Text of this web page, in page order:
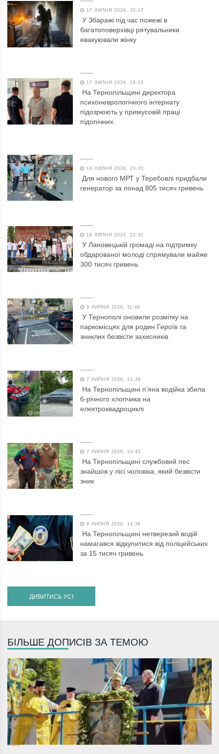
17 ЛИПНЯ 2026, 20:17
У Збаражі під час пожежі в
багатоповерхівці рятувальники
евакуювали жінку
17 ЛИПНЯ 2026, 18:15
На Тернопільщині директора
психоневрологічного інтернату
підозрюють у примусовій праці
підопічних
16 ЛИПНЯ 2026, 23:35
Для нового МРТ у Теребовлі придбали
генератор за понад 805 тисяч гривень
16 ЛИПНЯ 2026, 22:31
У Лановецькій громаді на підтримку
обдарованої молоді спрямували майже
300 тисяч гривень
9 ЛИПНЯ 2026, 11:46
У Тернополі оновили розмітку на
паркомісцях для родин Героїв та
зниклих безвісти захисників
7 ЛИПНЯ 2026, 14:39
На Тернопільщині п’яна водійка збила
6-річного хлопчика на
електроквадроциклі
7 ЛИПНЯ 2026, 10:42
На Тернопільщині службовий пес
знайшов у лісі чоловіка, який безвісти
зник
6 ЛИПНЯ 2026, 14:36
На Тернопільщині нетверезий водій
намагався відкупитися від поліцейських
за 15 тисяч гривень
ДИВИТИСЬ УСІ
БІЛЬШЕ ДОПИСІВ ЗА ТЕМОЮ